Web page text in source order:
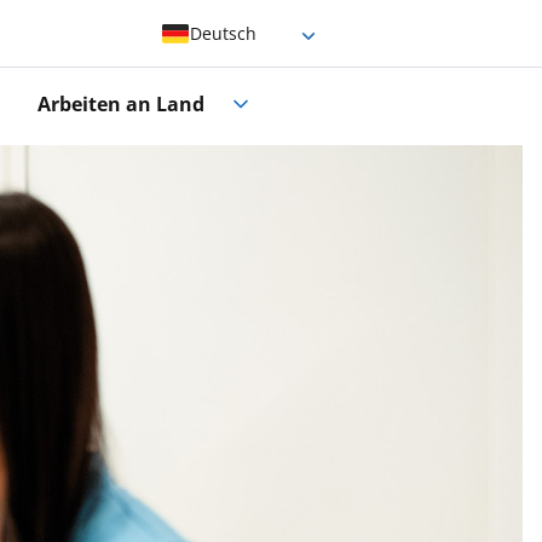
Deutsch
Englisch
Arbeiten an Land